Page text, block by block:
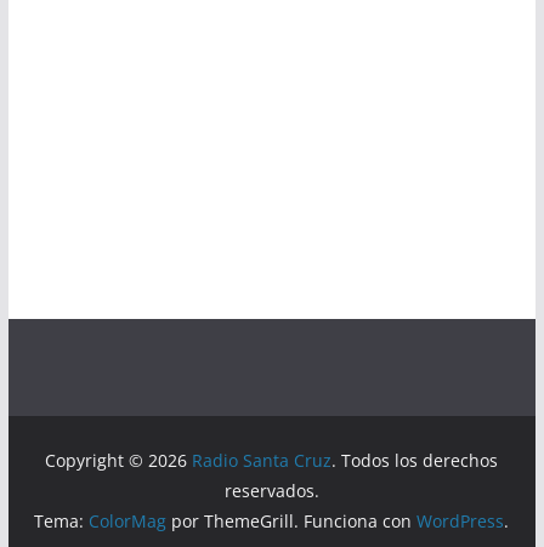
Copyright © 2026 Radio Santa Cruz. Todos los derechos
reservados.
Tema: ColorMag por ThemeGrill. Funciona conWordPress.